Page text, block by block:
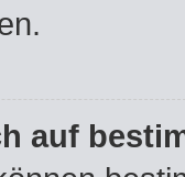
auf